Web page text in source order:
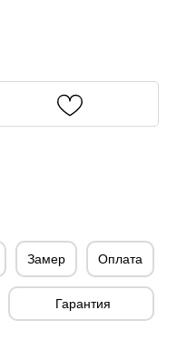
Замер Оплата
Гарантия